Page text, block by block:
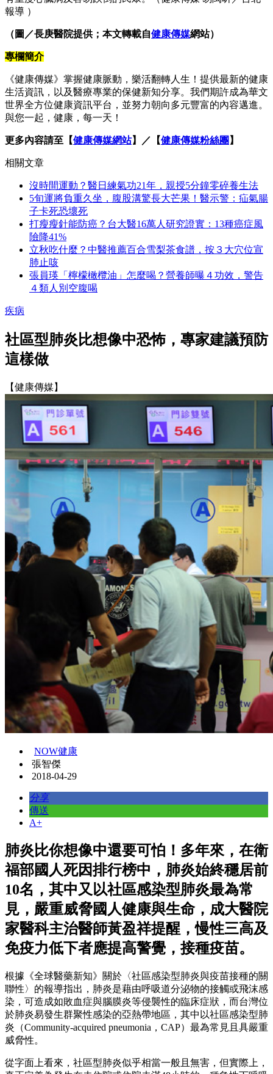
報導 ）
（圖／長庚醫院提供；本文轉載自健康傳媒網站）
專欄簡介
《健康傳媒》掌握健康脈動，樂活翻轉人生！提供最新的健康
生活資訊，以及醫療專業的保健新知分享。我們期許成為華文
世界全方位健康資訊平台，並努力朝向多元豐富的內容邁進。
與您一起，健康，每一天！
更多內容請至【健康傳媒網站】／【健康傳媒粉絲團 】
相關文章
沒時間運動？醫日練氣功21年，親授5分鐘零碎養生法
5旬運將負重久坐，腹股溝驚長大芒果！醫示警：疝氣腸
子卡死恐壞死
打瘦瘦針能防癌？台大醫16萬人研究證實：13種癌症風
險降41%
立秋吃什麼？中醫推薦百合雪梨茶食譜，按３大穴位宣
肺止咳
張員瑛「檸檬橄欖油」怎麼喝？營養師曝４功效，警告
４類人別空腹喝
疾病
社區型肺炎比想像中恐怖，專家建議預防
這樣做
【健康傳媒】
NOW健康
張智傑
2018-04-29
分享
傳送
A+
肺炎比你想像中還要可怕！多年來，在衛
福部國人死因排行榜中，肺炎始終穩居前
10名，其中又以社區感染型肺炎最為常
見，嚴重威脅國人健康與生命，成大醫院
家醫科主治醫師黃盈祥提醒，慢性三高及
免疫力低下者應提高警覺，接種疫苗。
根據《全球醫藥新知》關於〈社區感染型肺炎與疫苗接種的關
聯性〉的報導指出，肺炎是藉由呼吸道分泌物的接觸或飛沫感
染，可造成如敗血症與腦膜炎等侵襲性的臨床症狀，而台灣位
於肺炎易發生群聚性感染的亞熱帶地區，其中以社區感染型肺
炎（Community-acquired pneumonia，CAP）最為常見且具嚴重
威脅性。
從字面上看來，社區型肺炎似乎相當一般且無害，但實際上，